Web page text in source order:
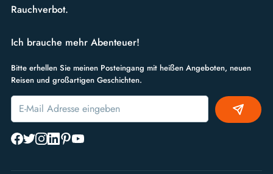
Rauchverbot.
Ich brauche mehr Abenteuer!
Bitte erhellen Sie meinen Posteingang mit heißen Angeboten, neuen
Reisen und großartigen Geschichten.
Alternative: